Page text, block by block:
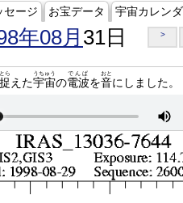
セージ お宝データ 宇宙カレン
年08月 31日 >
捉
とら
えた宇宙
うちゅう
の電波
でんぱ
を音
おと
にしました。